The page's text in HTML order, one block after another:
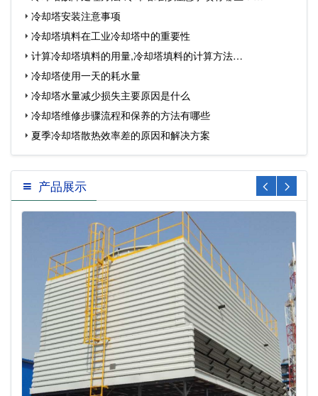
冷却塔安装注意事项
冷却塔填料在工业冷却塔中的重要性
计算冷却塔填料的用量,冷却塔填料的计算方法…
冷却塔使用一天的耗水量
冷却塔水量减少损失主要原因是什么
冷却塔维修步骤流程和保养的方法有哪些
夏季冷却塔散热效率差的原因和解决方案
产品展示